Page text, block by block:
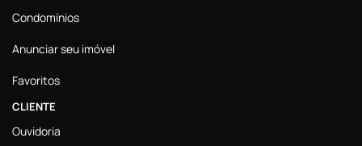
Condomínios
Anunciar seu imóvel
Favoritos
CLIENTE
Ouvidoria